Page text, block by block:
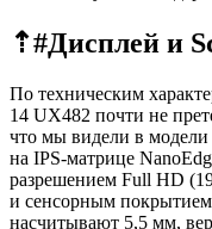
⇡#Дисплей и
По техническим
14 UX482 почти не
что мы видели в
на IPS-матрице
разрешением Full HD
и сенсорным
насчитывают 5,5 мм,